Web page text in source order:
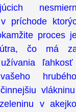
príchode
proces
čo má
vašeho
v